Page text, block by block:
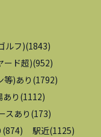
ルフ)(1843)
ード超)(952)
等)あり (1792)
り(1112)
スあり(173)
(874) 駅近(1125)